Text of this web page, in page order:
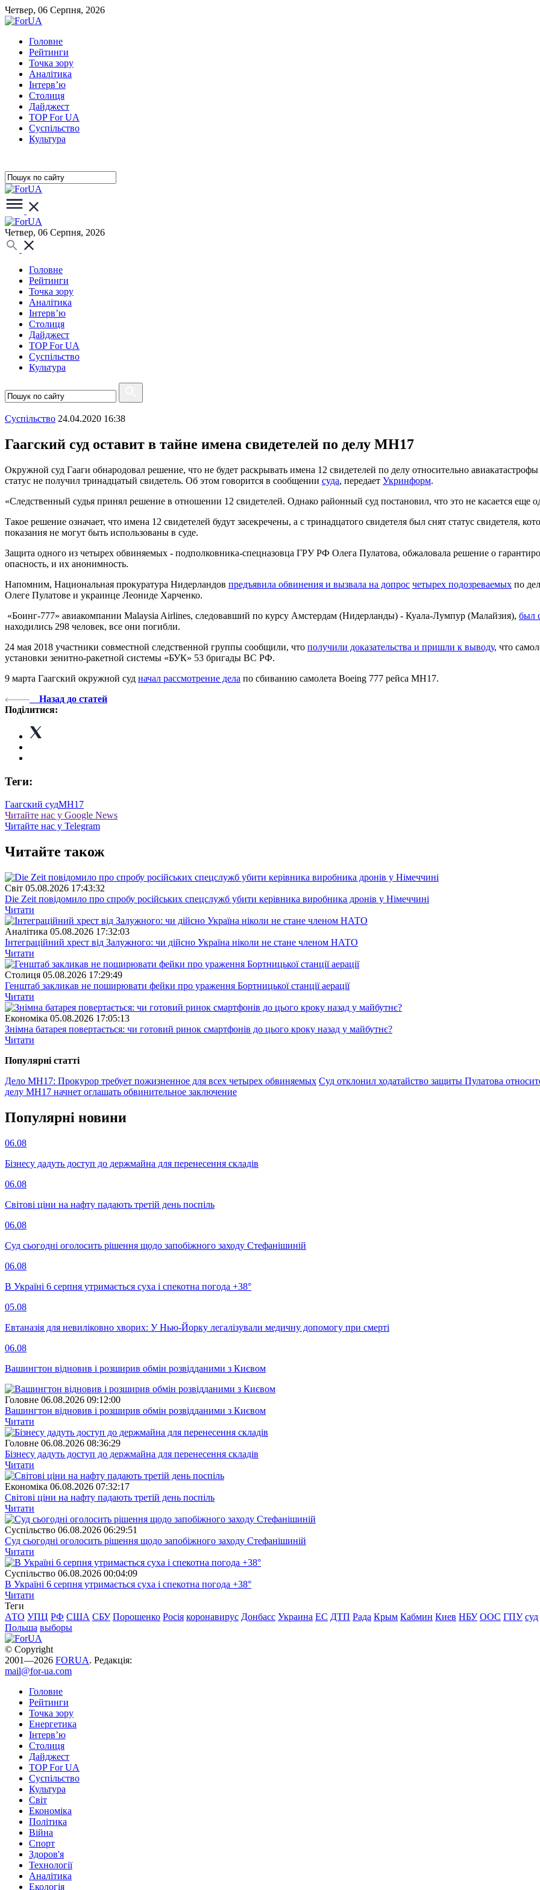
Четвер, 06 Серпня, 2026
Головне
Рейтинги
Точка зору
Аналітика
Інтерв’ю
Столиця
Дайджест
TOP For UA
Суспiльство
Культура
Четвер, 06 Серпня, 2026
Головне
Рейтинги
Точка зору
Аналітика
Інтерв’ю
Столиця
Дайджест
TOP For UA
Суспiльство
Культура
Суспiльство 24.04.2020 16:38
Гаагский суд оставит в тайне имена свидетелей по делу МН17
Окружной суд Гааги обнародовал решение, что не будет раскрывать имена 12 свидетелей по делу относительно
статус не получил тринадцатый свидетель. Об этом говорится в сообщении суда, передает Укринформ.
«Следственный судья принял решение в отношении 12 свидетелей. Однако районный суд постановил, что это не касается еще
Такое решение означает, что имена 12 свидетелей будут засекречены, а с тринадцатого свидетеля был снят статус свидетеля,
показания не могут быть использованы в суде.
Защита одного из четырех обвиняемых - подполковника-спецназовца ГРУ РФ Олега Пулатова, обжаловала решение о
опасность, и их анонимность.
Напомним, Национальная прокуратура Нидерландов предъявила обвинения и вызвала на допрос четырех подозреваемых по
Олеге Пулатове и украинце Леониде Харченко.
«Боинг-777» авиакомпании Malaysia Airlines, следовавший по курсу Амстердам (Нидерланды) - Куала-Лумпур (Малайзия), был
находились 298 человек, все они погибли.
24 мая 2018 участники совместной следственной группы сообщили, что получили доказательства и пришли к выводу, что
установки зенитно-ракетной системы «БУК» 53 бригады ВС РФ.
9 марта Гаагский окружной суд начал рассмотрение дела по сбиванию самолета Boeing 777 рейса МН17.
Назад до статей
Поділитися:
Теги:
Гаагский судМН17
Читайте нас у Google News
Читайте нас у Telegram
Читайте також
Свiт 05.08.2026 17:43:32
Die Zeit повідомило про спробу російських спецслужб убити керівника виробника дронів у Німеччині
Читати
Аналітика 05.08.2026 17:32:03
Інтеграційний хрест від Залужного: чи дійсно Україна ніколи не стане членом НАТО
Читати
Столиця 05.08.2026 17:29:49
Генштаб закликав не поширювати фейки про ураження Бортницької станції аерації
Читати
Економіка 05.08.2026 17:05:13
Знімна батарея повертається: чи готовий ринок смартфонів до цього кроку назад у майбутнє?
Читати
Популярнi статтi
Дело МН17: Прокурор требует пожизненное для всех четырех обвиняемых Суд отклонил ходатайство защиты Пулатова
делу МН17 начнет оглашать обвинительное заключение
Популярнi новини
06.08
Бізнесу дадуть доступ до держмайна для перенесення складів
06.08
Світові ціни на нафту падають третій день поспіль
06.08
Суд сьогодні оголосить рішення щодо запобіжного заходу Стефанішиній
06.08
В Україні 6 серпня утримається суха і спекотна погода +38°
05.08
Евтаназія для невиліковно хворих: У Нью-Йорку легалізували медичну допомогу при смерті
06.08
Вашингтон відновив і розширив обмін розвідданими з Києвом
Головне 06.08.2026 09:12:00
Вашингтон відновив і розширив обмін розвідданими з Києвом
Читати
Головне 06.08.2026 08:36:29
Бізнесу дадуть доступ до держмайна для перенесення складів
Читати
Економіка 06.08.2026 07:32:17
Світові ціни на нафту падають третій день поспіль
Читати
Суспiльство 06.08.2026 06:29:51
Суд сьогодні оголосить рішення щодо запобіжного заходу Стефанішиній
Читати
Суспiльство 06.08.2026 00:04:09
В Україні 6 серпня утримається суха і спекотна погода +38°
Читати
Теги
АТО УПЦ РФ США СБУ Порошенко Росія коронавирус Донбасс Украина ЕС ДТП Рада Крым Кабмин Киев НБУ ООС ГПУ суд
Польша выборы
© Copyright
2001—2026 FORUA. Редакція:
mail@for-ua.com
Головне
Рейтинги
Точка зору
Енергетика
Інтерв’ю
Столиця
Дайджест
TOP For UA
Суспiльство
Культура
Світ
Економіка
Політика
Війна
Спорт
Здоров'я
Технології
Аналітика
Екологія